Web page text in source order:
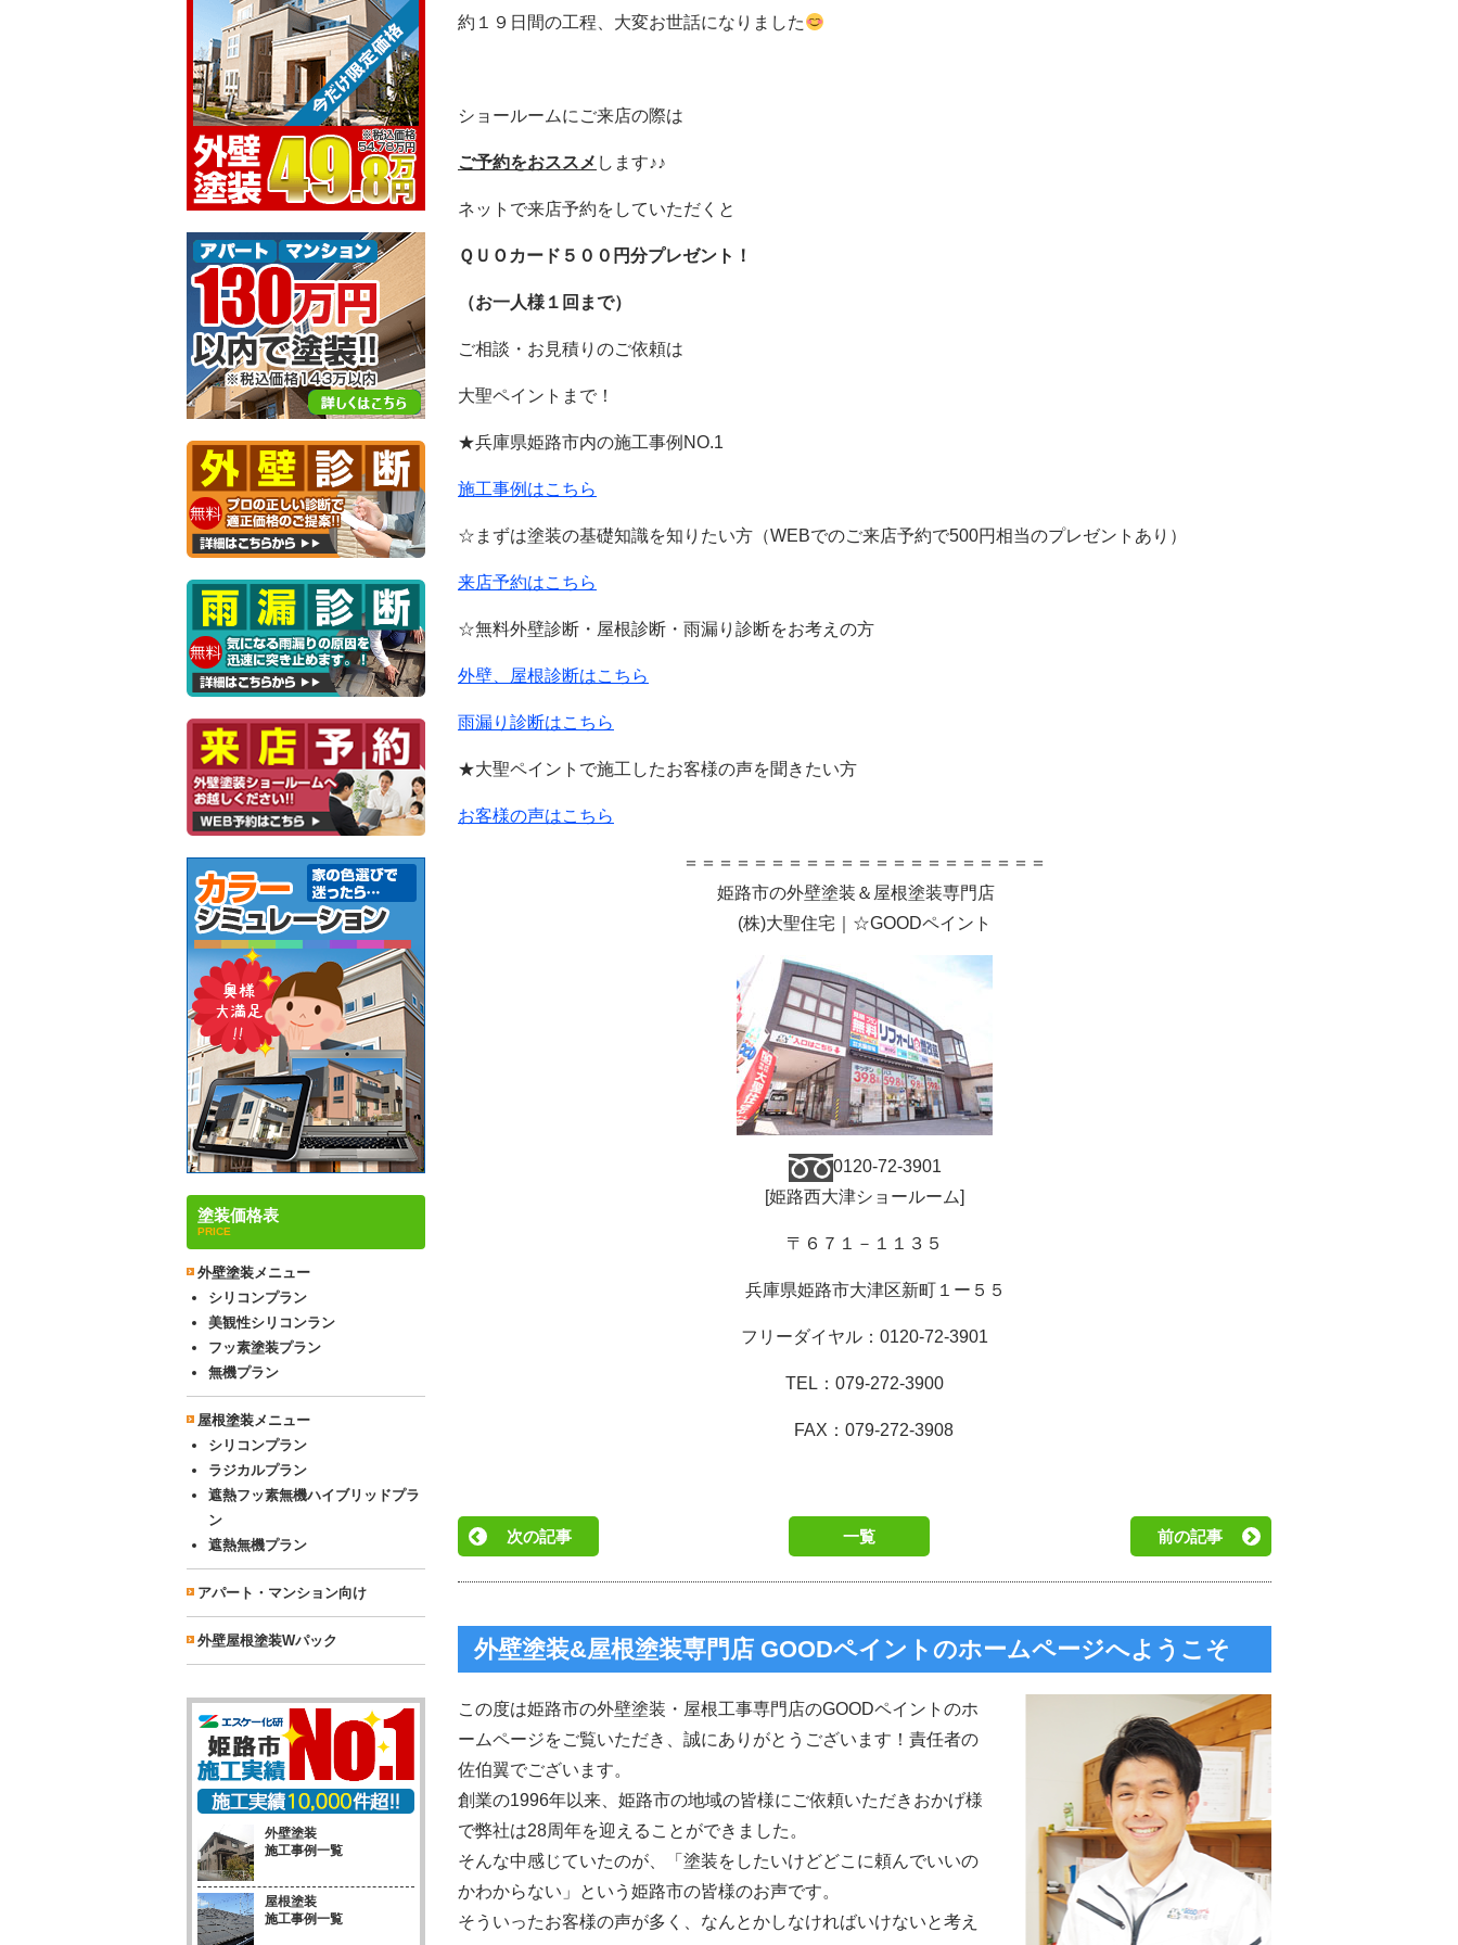
約１９日間の工程、大変お世話になりました
ショールームにご来店の際は
ご予約をおススメ します♪♪
ネットで来店予約をしていただくと
ＱＵＯカード５００円分プレゼント！
（お一人様１回まで）
ご相談・お見積りのご依頼は
大聖ペイントまで！
★兵庫県姫路市内の施工事例 NO.1
施工事例はこちら
☆まずは塗装の基礎知識を知りたい方（WEBでのご来店予約で500円相当のプレゼントあり）
来店予約はこちら
☆無料外壁診断・屋根診断・雨漏り診断をお考えの方
外壁、屋根診断はこちら
雨漏り診断はこちら
★大聖ペイントで施工したお客様の声を聞きたい方
お客様の声はこちら
＝＝＝＝＝＝＝＝＝＝＝＝＝＝＝＝＝＝＝＝＝
姫路市の外壁塗装＆屋根塗装専門店
(株)大聖住宅｜☆GOODペイント
0120-72-3901
[姫路西大津ショールーム]
〒６７１－１１３５
兵庫県姫路市大津区新町１ー５５
フリーダイヤル： 0120-72-3901
TEL ： 079-272-3900
FAX ： 079-272-3908
次の記事 一覧 前の記事
外壁塗装&屋根塗装専門店 GOODペイントのホームページへようこそ
この度は姫路市の外壁塗装・屋根工事専門店のGOODペイントのホ
ームページをご覧いただき、誠にありがとうございます！責任者の
佐伯翼でございます。
創業の1996年以来、姫路市の地域の皆様にご依頼いただきおかげ様
で弊社は28周年を迎えることができました。
そんな中感じていたのが、「塗装をしたいけどどこに頼んでいいの
かわからない」という姫路市の皆様のお声です。
そういったお客様の声が多く、なんとかしなければいけないと考え
塗装価格表
PRICE
外壁塗装メニュー
シリコンプラン
美観性シリコンラン
フッ素塗装プラン
無機プラン
屋根塗装メニュー
シリコンプラン
ラジカルプラン
遮熱フッ素無機ハイブリッドプラ
ン
遮熱無機プラン
アパート・マンション向け
外壁屋根塗装Wパック
外壁塗装
施工事例一覧
屋根塗装
施工事例一覧